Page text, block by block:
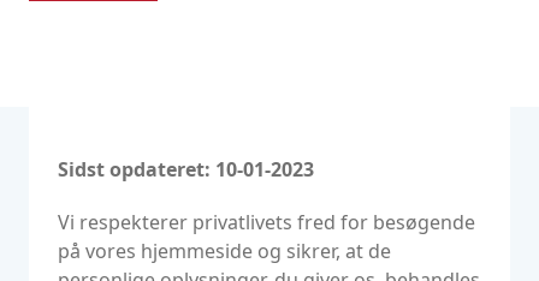
Sidst opdateret: 10-01-2023
Vi respekterer privatlivets fred for besøgende
på vores hjemmeside og sikrer, at de